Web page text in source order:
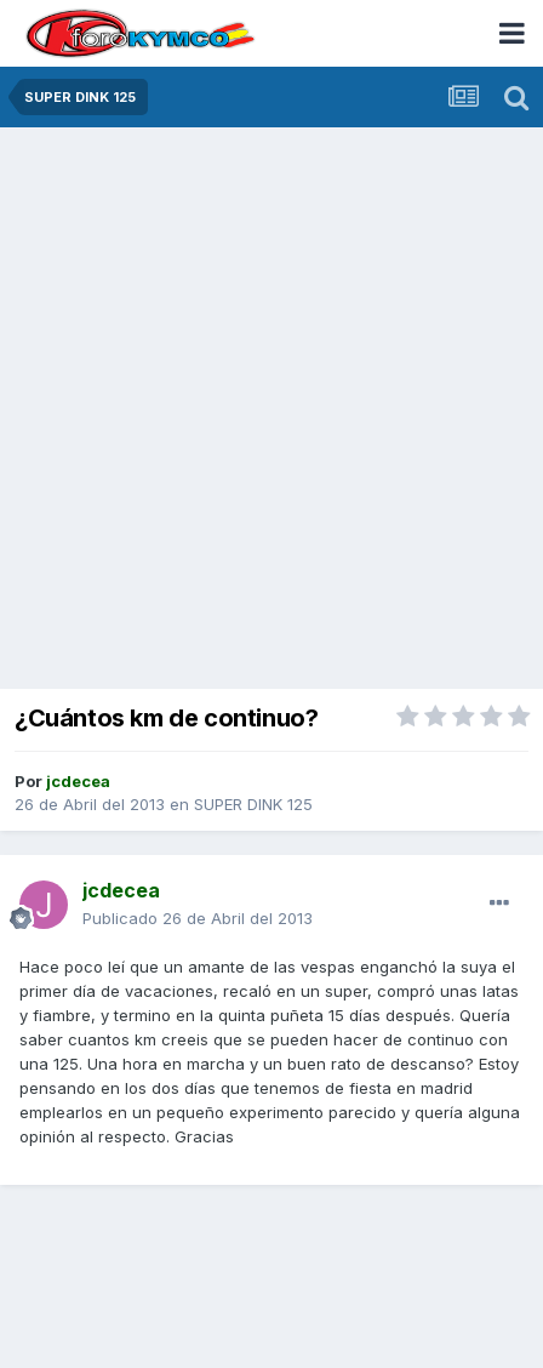
SUPER DINK 125
¿Cuántos km de continuo?
Por jcdecea
26 de Abril del 2013 en SUPER DINK 125
jcdecea
Publicado 26 de Abril del 2013
Hace poco leí que un amante de las vespas enganchó la suya el
primer día de vacaciones, recaló en un super, compró unas latas
y fiambre, y termino en la quinta puñeta 15 días después. Quería
saber cuantos km creeis que se pueden hacer de continuo con
una 125. Una hora en marcha y un buen rato de descanso? Estoy
pensando en los dos días que tenemos de fiesta en madrid
emplearlos en un pequeño experimento parecido y quería alguna
opinión al respecto. Gracias